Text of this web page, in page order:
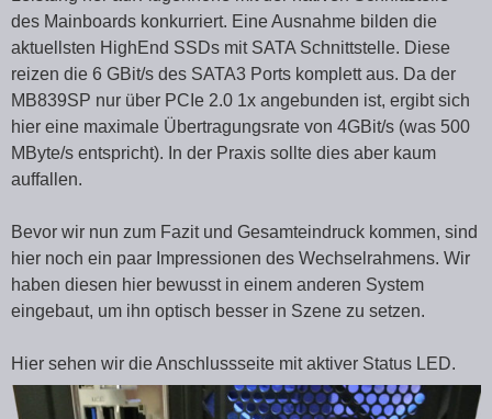
des Mainboards konkurriert. Eine Ausnahme bilden die
aktuellsten HighEnd SSDs mit SATA Schnittstelle. Diese
reizen die 6 GBit/s des SATA3 Ports komplett aus. Da der
MB839SP nur über PCIe 2.0 1x angebunden ist, ergibt sich
hier eine maximale Übertragungsrate von 4GBit/s (was 500
MByte/s entspricht). In der Praxis sollte dies aber kaum
auffallen.
Bevor wir nun zum Fazit und Gesamteindruck kommen, sind
hier noch ein paar Impressionen des Wechselrahmens. Wir
haben diesen hier bewusst in einem anderen System
eingebaut, um ihn optisch besser in Szene zu setzen.
Hier sehen wir die Anschlussseite mit aktiver Status LED.